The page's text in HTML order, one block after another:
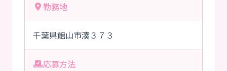
勤務地
千葉県館山市湊３７３
応募方法